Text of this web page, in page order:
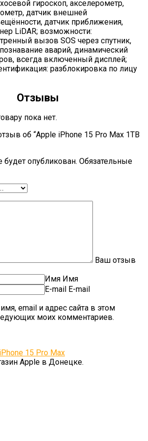
датчик внешней
датчик приближения,
LiDAR; возможности:
вызов SOS через спутник,
аварий, динамический
всегда включенный дисплей;
разблокировка по лицу
Отзывы
пока нет.
об “Apple iPhone 15 Pro Max 1TB
будет опубликован. Обязательные
Ваш отзыв
Имя Имя
E-mail E-mail
email и адрес сайта в этом
моих комментариев.
iPhone 15 Pro Max
Apple в Донецке.